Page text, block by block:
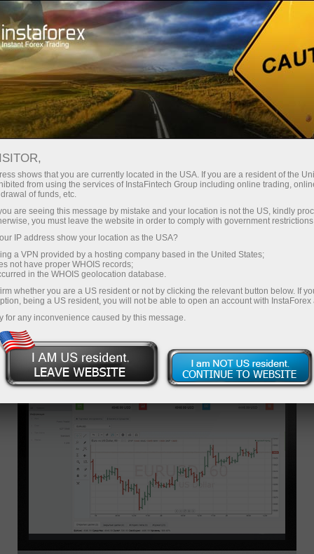
ट्रेडर्स के लिए ट्रेडिंग शर्तें वेब ट्रेडिंग प्लेटफॉर्म
WEBTRADER ऑनलाइन ट्रेडिंग
प्लेटफॉर्म
ट्रेडिंग खाता खोलें
डेमो खाता खोलें
WEBTRADER ट्रेडिंग प्लेटफॉर्म
shows that you are currently located in the USA. If you are a resident of the
from using the services of InstaFintech Group including online trading,
of funds, etc.
are seeing this message by mistake and your location is not the US, kindly
you must leave the website in order to comply with government
IP address show your location as the USA?
a VPN provided by a hosting company based in the United States;
not have proper WHOIS records;
in the WHOIS geolocation database.
whether you are a US resident or not by clicking the relevant button below. If
being a US resident, you will not be able to open an account with InstaForex
for any inconvenience caused by this message.